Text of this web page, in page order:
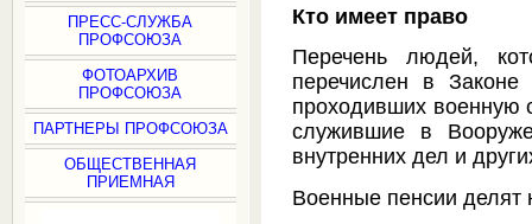
ПРЕСС-СЛУЖБА
ПРОФСОЮЗА
ФОТОАРХИВ
ПРОФСОЮЗА
ПАРТНЕРЫ ПРОФСОЮЗА
ОБЩЕСТВЕННАЯ
ПРИЕМНАЯ
Кто имеет право
Перечень людей,
перечислен в
проходивших военную
служившие в
внутренних дел и
Военные пенсии делят